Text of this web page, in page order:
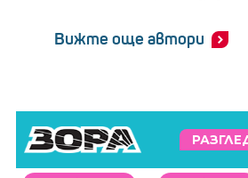
Вижте още автори